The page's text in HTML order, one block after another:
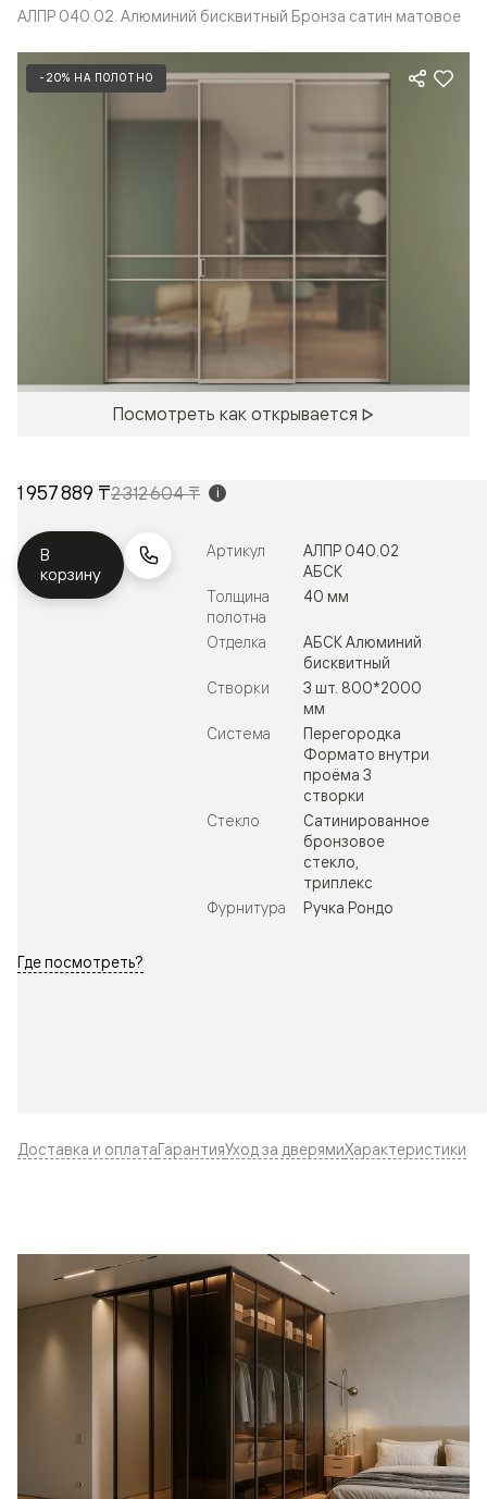
АЛПР 040.02. Алюминий бисквитный Бронза сатин матовое
-20% НА ПОЛОТНО
Посмотреть как открывается
1 957 889 ₸2 312 604 ₸ i
В
корзину
Артикул
АЛПР 040.02
АБСК
Толщина
полотна
40 мм
Отделка
АБСК Алюминий
бисквитный
Створки
3 шт. 800*2000
мм
Система
Перегородка
Формато внутри
проёма 3
створки
Стекло
Сатинированное
бронзовое
стекло,
триплекс
Фурнитура
Ручка Рондо
Где посмотреть?
Доставка и оплатаГарантияУход за дверямиХарактеристики